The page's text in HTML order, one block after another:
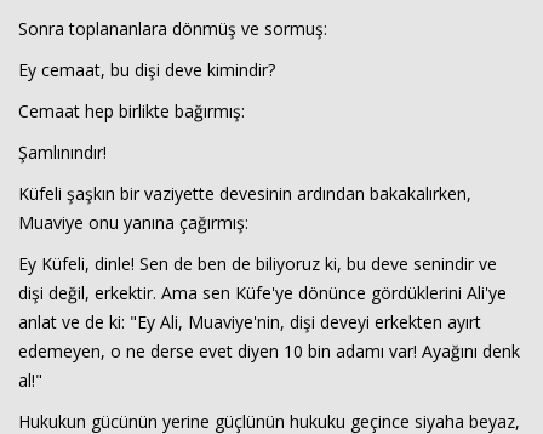
Sonra toplananlara dönmüş ve sormuş:
Ey cemaat, bu dişi deve kimindir?
Cemaat hep birlikte bağırmış:
Şamlınındır!
Küfeli şaşkın bir vaziyette devesinin ardından bakakalırken,
Muaviye onu yanına çağırmış:
Ey Küfeli, dinle! Sen de ben de biliyoruz ki, bu deve senindir ve
dişi değil, erkektir. Ama sen Küfe'ye dönünce gördüklerini Ali'ye
anlat ve de ki: "Ey Ali, Muaviye'nin, dişi deveyi erkekten ayırt
edemeyen, o ne derse evet diyen 10 bin adamı var! Ayağını denk
al!"
Hukukun gücünün yerine güçlünün hukuku geçince siyaha beyaz,